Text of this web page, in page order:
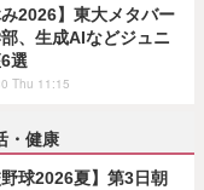
み2026】東大メタバー
、生成AIなどジュニ
選
Thu 11:15
・健康
野球2026夏】第3日朝